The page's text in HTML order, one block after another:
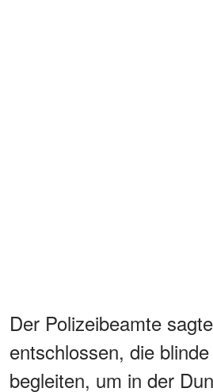
Der Polizeibeamte
entschlossen, die
begleiten, um in der